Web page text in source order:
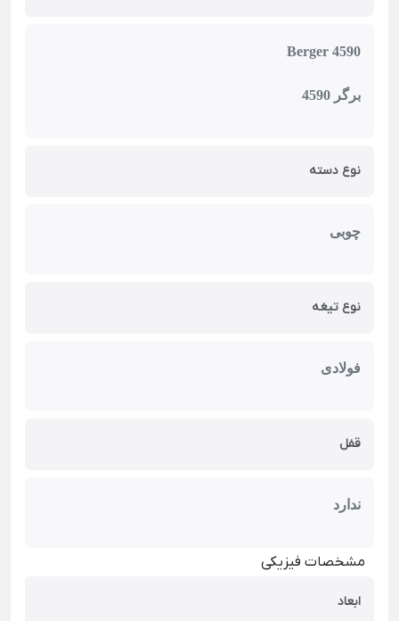
Berger 4590
برگر 4590
نوع دسته
چوبی
نوع تیغه
فولادی
قفل
ندارد
مشخصات فیزیکی
ابعاد